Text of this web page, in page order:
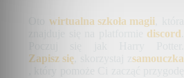
wirtualna szkoła magii
discord
Zapisz się
samouczka